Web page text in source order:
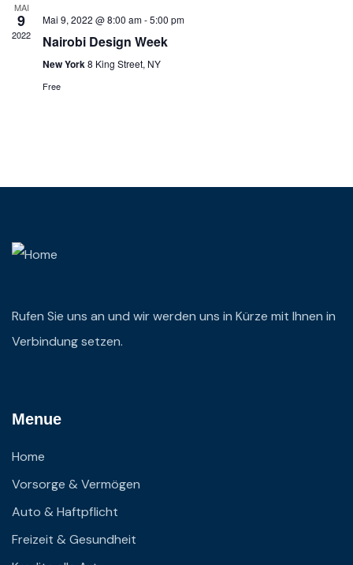
MAI
9
2022
Mai 9, 2022 @ 8:00 am-5:00 pm
Nairobi Design Week
New York8 King Street, NY
Free
Rufen Sie uns an und wir werden uns in Kürze mit Ihnen in
Verbindung setzen.
Menue
Home
Vorsorge & Vermögen
Auto & Haftpflicht
Freizeit & Gesundheit